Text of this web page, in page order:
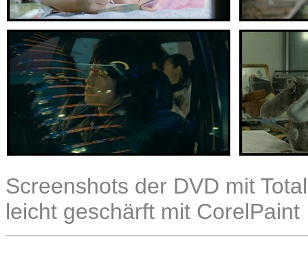
Screenshots der DVD mit
leicht geschärft mit CorelPaint